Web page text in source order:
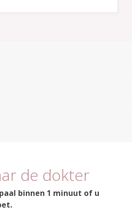
de dokter
binnen 1 minuut of u